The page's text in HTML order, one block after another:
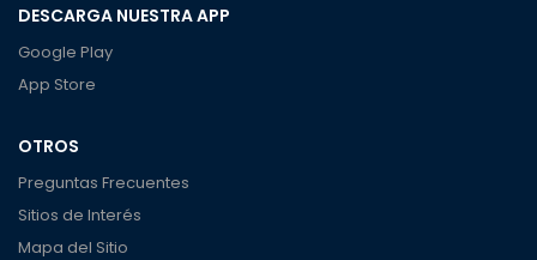
DESCARGA NUESTRA APP
Google Play
App Store
OTROS
Preguntas Frecuentes
Sitios de Interés
Mapa del Sitio